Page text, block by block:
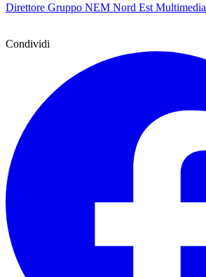
Direttore Gruppo NEM Nord Est Multimedia
Condividi